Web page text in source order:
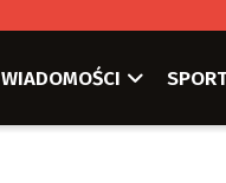
WIADOMOŚCI